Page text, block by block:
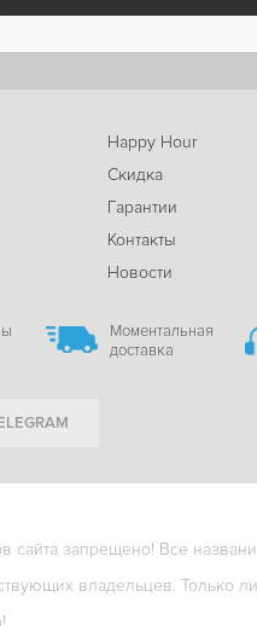
Happy Hour
Скидка
Гарантии
Контакты
Новости
Моментальная
доставка
запрещено! Все
владельцев.